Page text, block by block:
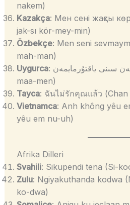
nakem)
Kazakça: Мен сені жақсы
jak-sı kör-mey-min)
Özbekçe: Men seni
mah-man)
Uygurca: مەن سىنى ياقتۇرمايمەن (Men seni yak-tu-
maa-men)
Tayca: ฉันไม่รักคุณแล้ว (Chan
Vietnamca: Anh không yêu
yêu em nu-uh)
Afrika Dilleri
Svahili: Sikupendi tena (Si-
Zulu: Ngiyakuthanda kodwa
ko-dwa)